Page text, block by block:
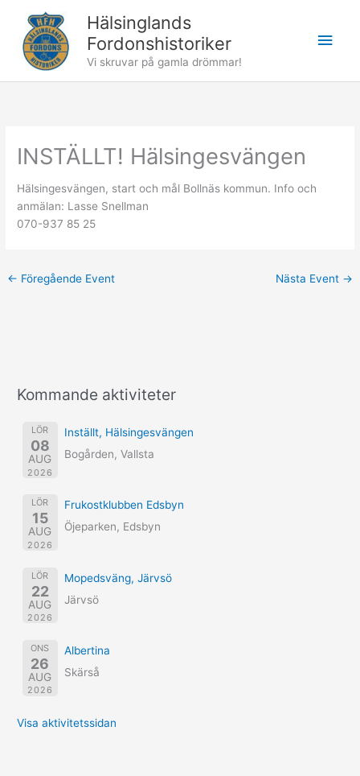
innehåll
Hälsinglands
Fordonshistoriker
Vi skruvar på gamla drömmar!
INSTÄLLT! Hälsingesvängen
Hälsingesvängen, start och mål Bollnäs kommun. Info och
anmälan: Lasse Snellman
070-937 85 25
← Föregående Event Nästa Event →
Kommande aktiviteter
LÖR
08
AUG
2026
Inställt, Hälsingesvängen
Bogården, Vallsta
LÖR
15
AUG
2026
Frukostklubben Edsbyn
Öjeparken, Edsbyn
LÖR
22
AUG
2026
Mopedsväng, Järvsö
Järvsö
ONS
26
AUG
2026
Albertina
Skärså
Visa aktivitetssidan